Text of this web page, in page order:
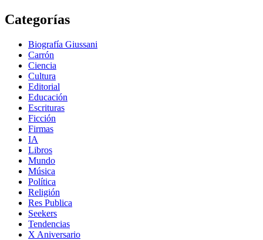
Categorías
Biografía Giussani
Carrón
Ciencia
Cultura
Editorial
Educación
Escrituras
Ficción
Firmas
IA
Libros
Mundo
Música
Política
Religión
Res Publica
Seekers
Tendencias
X Aniversario